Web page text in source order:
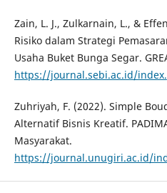
​Zain, L. J., Zulkarnain, L., &
Risiko dalam Strategi
Usaha Buket Bunga Segar.
https://journal.sebi.ac.id/
​Zuhriyah, F. (2022). Simple
Alternatif Bisnis Kreatif.
Masyarakat.
https://journal.unugiri.ac.id/